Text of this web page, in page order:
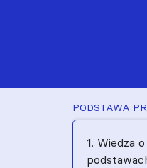
PODSTAWA
1. Wiedza o